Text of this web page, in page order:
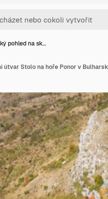
pohled na sk…
útvar Stolo na hoře Ponor v